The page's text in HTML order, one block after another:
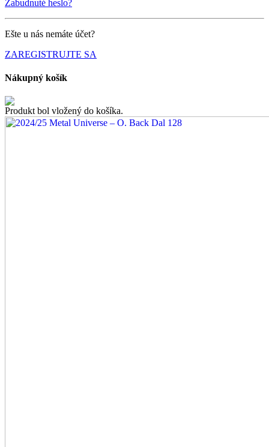
Zabudnuté heslo?
Ešte u nás nemáte účet?
ZAREGISTRUJTE SA
Nákupný košík
Produkt bol vložený do košíka.